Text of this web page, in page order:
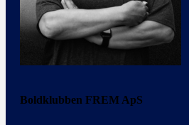
Boldklubben FREM ApS